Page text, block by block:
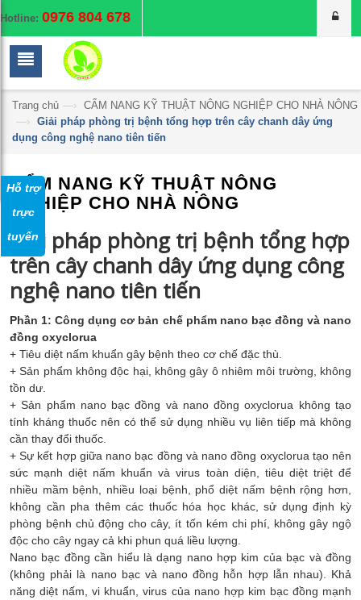
Hỗ trợ
trực
tuyến
Hotline: 0976 804 678
Trang chủ —› CẨM NANG KỸ THUẬT NÔNG NGHIỆP CHO NHÀ NÔNG
—› Giải pháp phòng trị bệnh tổng hợp trên cây chanh dây ứng
dụng công nghệ nano tiên tiến
CẨM NANG KỸ THUẬT NÔNG
NGHIỆP CHO NHÀ NÔNG
Giải pháp phòng trị bệnh tổng hợp
trên cây chanh dây ứng dụng công
nghệ nano tiên tiến
Phần 1:Công dụng cơ bản chế phẩm nano bạc đồng và nano
đồng oxyclorua
+ Tiêu diệt nấm khuẩn gây bệnh theo cơ chế đặc thù.
+ Sản phẩm không độc hại, không gây ô nhiêm môi trường, không
tồn dư.
+ Sản phẩm nano bạc đồng và nano đồng oxyclorua không tạo
tính kháng thuốc nên có thể sử dụng nhiều vụ liên tiếp mà không
cần thay đổi thuốc.
+ Sự kết hợp giữa nano bạc đồng và nano đồng oxyclorua tạo nên
sức mạnh diệt nấm khuẩn và virus toàn diện, tiêu diệt triệt để
nhiều mầm bệnh, nhiều loại bệnh, phổ diệt nấm bệnh rộng hơn,
không cần pha thêm các thuốc hóa học khác, sử dụng định kỳ
phòng bệnh chủ động cho cây, ít tốn kém chi phí, không gây ngộ
độc cho cây ngay cả khi phun quá liều lượng.
Nano bạc đồng cần hiểu là dạng nano hợp kim của bạc và đồng
(không phải là nano bạc và nano đồng hỗn hợp lẫn nhau). Khả
năng diệt nấm, vi khuẩn, virus của nano hợp kim bạc đồng mạnh